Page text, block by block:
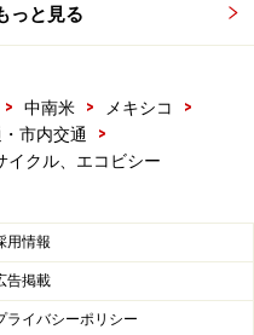
戻した際に、ランプが赤
カードをステーションの
は確かに返却されまし
もし、その表示が出なか
6時から深夜0時30分ま
っと見る
> 中南米 > メキシコ
>
市内交通
>
イクル、エコビシー
用情報
告掲載
ライバシーポリシー